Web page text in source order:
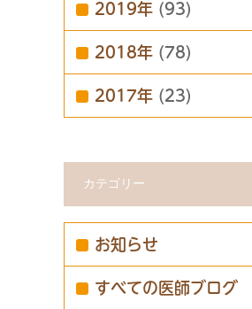
2019年 (93)
2018年 (78)
2017年 (23)
カテゴリー
お知らせ
すべての医師ブログ